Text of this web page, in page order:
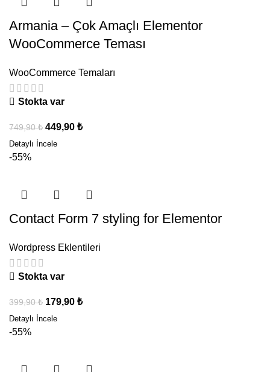
Armania – Çok Amaçlı Elementor
WooCommerce Teması
WooCommerce Temaları
Stokta var
749,90₺ 449,90 ₺
-55%
Contact Form 7 styling for Elementor
Wordpress Eklentileri
Stokta var
399,90₺ 179,90 ₺
-55%